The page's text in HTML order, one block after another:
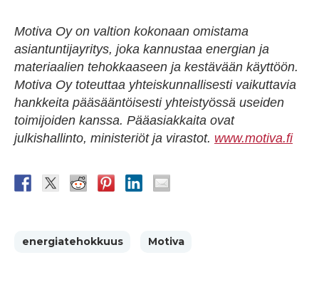
Motiva Oy on valtion kokonaan omistama
asiantuntijayritys, joka kannustaa energian ja
materiaalien tehokkaaseen ja kestävään käyttöön.
Motiva Oy toteuttaa yhteiskunnallisesti vaikuttavia
hankkeita pääsääntöisesti yhteistyössä useiden
toimijoiden kanssa. Pääasiakkaita ovat
julkishallinto, ministeriöt ja virastot. www.motiva.fi
energiatehokkuus Motiva